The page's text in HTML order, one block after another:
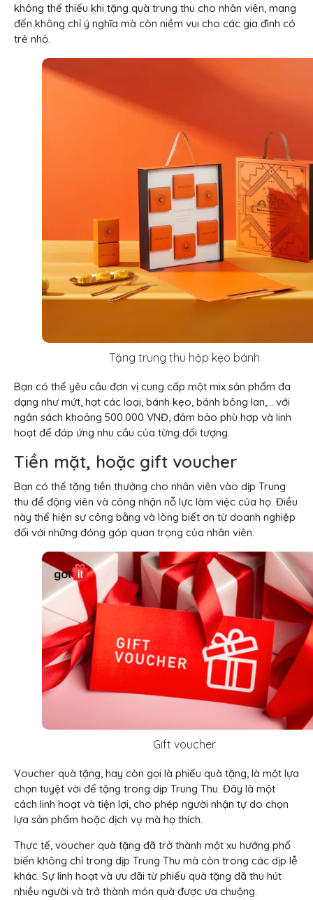
không thể thiếu khi tặng quà trung thu cho nhân viên, mang
đến không chỉ ý nghĩa mà còn niềm vui cho các gia đình có
trẻ nhỏ.
Tặng trung thu hộp kẹo bánh
Bạn có thể yêu cầu đơn vị cung cấp một mix sản phẩm đa
dạng như mứt, hạt các loại, bánh kẹo, bánh bông lan,… với
ngân sách khoảng 500.000 VNĐ, đảm bảo phù hợp và linh
hoạt để đáp ứng nhu cầu của từng đối tượng.
Tiền mặt, hoặc gift voucher
Bạn có thể tặng tiền thưởng cho nhân viên vào dịp Trung
thu để động viên và công nhận nỗ lực làm việc của họ. Điều
này thể hiện sự công bằng và lòng biết ơn từ doanh nghiệp
đối với những đóng góp quan trọng của nhân viên.
Gift voucher
Voucher quà tặng, hay còn gọi là phiếu quà tặng, là một lựa
chọn tuyệt vời để tặng trong dịp Trung Thu. Đây là một
cách linh hoạt và tiện lợi, cho phép người nhận tự do chọn
lựa sản phẩm hoặc dịch vụ mà họ thích.
Thực tế, voucher quà tặng đã trở thành một xu hướng phổ
biến không chỉ trong dịp Trung Thu mà còn trong các dịp lễ
khác. Sự linh hoạt và ưu đãi từ phiếu quà tặng đã thu hút
nhiều người và trở thành món quà được ưa chuộng.